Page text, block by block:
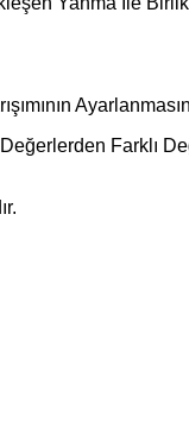
Farklı